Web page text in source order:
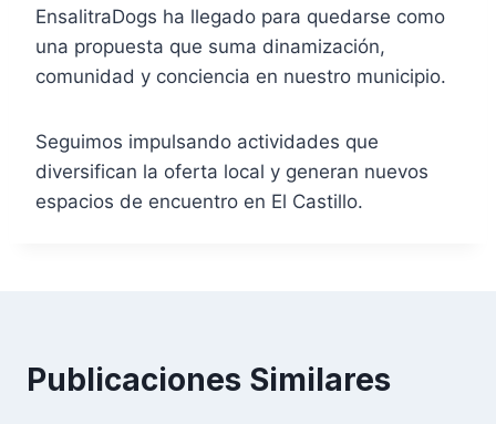
EnsalitraDogs ha llegado para quedarse como
una propuesta que suma dinamización,
comunidad y conciencia en nuestro municipio.
Seguimos impulsando actividades que
diversifican la oferta local y generan nuevos
espacios de encuentro en El Castillo.
Publicaciones Similares